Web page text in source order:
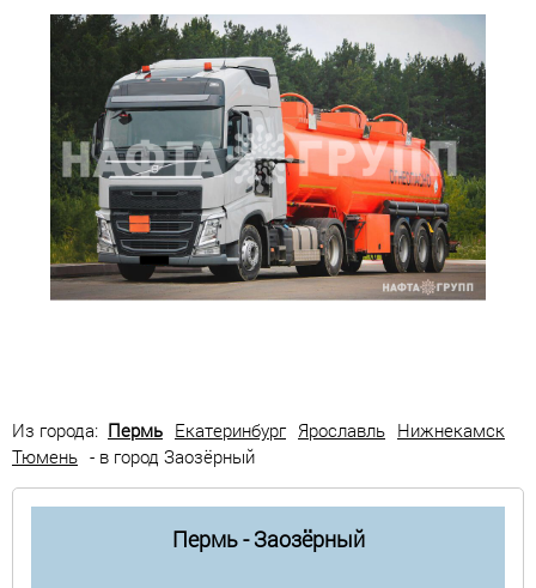
Из города: Пермь Екатеринбург Ярославль Нижнекамск
Тюмень - в город Заозёрный
Пермь - Заозёрный